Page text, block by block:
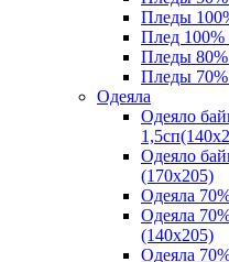
Пледы
Плед 100%
Пледы
Пледы 70%
Одеяла
Одеяло
Одеяло
(170х205)
Одеяла
Одеяла
(140х205)
Одеяла